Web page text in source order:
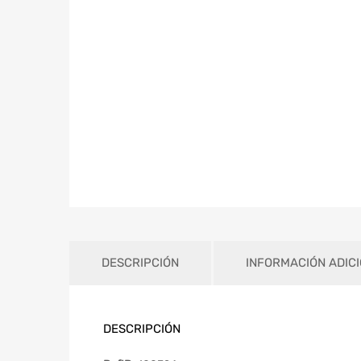
DESCRIPCIÓN INFORMACIÓN
DESCRIPCIÓN